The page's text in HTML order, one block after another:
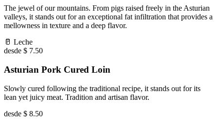
The jewel of our mountains. From pigs raised freely in the Asturian
valleys, it stands out for an exceptional fat infiltration that provides a
mellowness in texture and a deep flavor.
🥛 Leche
desde $ 7.50
Asturian Pork Cured Loin
Slowly cured following the traditional recipe, it stands out for its
lean yet juicy meat. Tradition and artisan flavor.
desde $ 8.50